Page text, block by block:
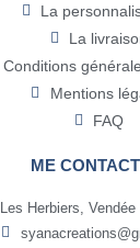
La
La
Conditions
Mentions
FAQ
ME
Les Herbiers,